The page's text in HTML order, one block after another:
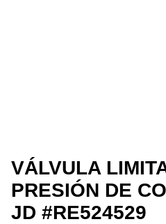
VÁLVULA
PRESIÓN DE
JD #RE524529